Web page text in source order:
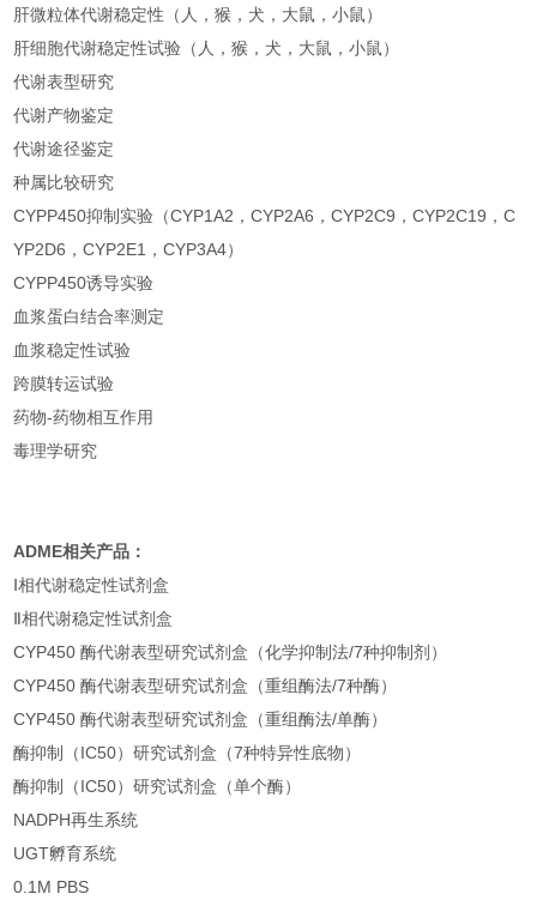
肝微粒体代谢稳定性（人，猴，犬，大鼠，小鼠）
肝细胞代谢稳定性试验（人，猴，犬，大鼠，小鼠）
代谢表型研究
代谢产物鉴定
代谢途径鉴定
种属比较研究
CYPP450抑制实验（CYP1A2，CYP2A6，CYP2C9，CYP2C19，C
YP2D6，CYP2E1，CYP3A4）
CYPP450诱导实验
血浆蛋白结合率测定
血浆稳定性试验
跨膜转运试验
药物-药物相互作用
毒理学研究
ADME相关产品：
Ⅰ相代谢稳定性试剂盒
Ⅱ相代谢稳定性试剂盒
CYP450 酶代谢表型研究试剂盒（化学抑制法/7种抑制剂）
CYP450 酶代谢表型研究试剂盒（重组酶法/7种酶）
CYP450 酶代谢表型研究试剂盒（重组酶法/单酶）
酶抑制（IC50）研究试剂盒（7种特异性底物）
酶抑制（IC50）研究试剂盒（单个酶）
NADPH再生系统
UGT孵育系统
0.1M PBS